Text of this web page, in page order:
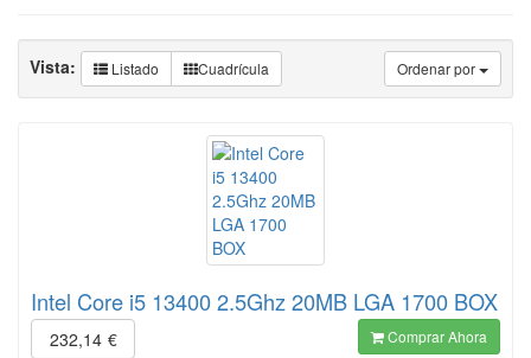
Ordenar por
Vista: Listado Cuadrícula
Intel Core i5 13400 2.5Ghz 20MB LGA 1700 BOX
232,14 € Comprar Ahora